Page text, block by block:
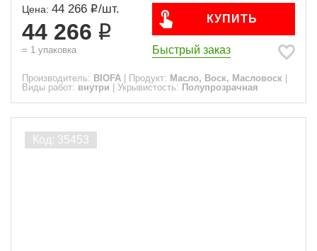
Цена: 44 266 /шт.
44 266
= 1 упаковка
КУПИТЬ
Быстрый заказ
Производитель: BIOFA Продукт: Масло, Воск, Масловоск
Виды работ: внутри Укрывистость: Полупрозрачная